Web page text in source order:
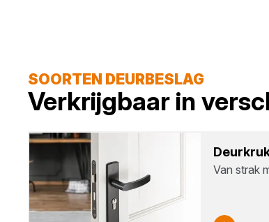
SOORTEN DEURBESLAG
Verkrijgbaar in
Van strak